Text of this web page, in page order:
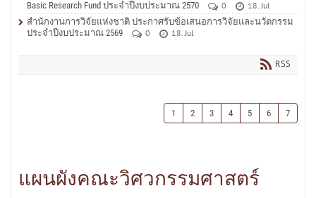
Basic Research Fund ประจำปีงบประมาณ 2570
0
18. Jul
สำนักงานการวิจัยแห่งชาติ ประกาศรับข้อเสนอการวิจัยและนวัตกรรม
ประจำปีงบประมาณ 2569
0 18. Jul
RSS
1 2 3 4 5 6 7
แผนผังคณะวิศวกรรมศาสตร์